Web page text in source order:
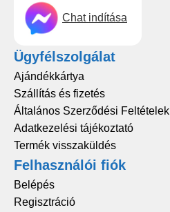
Chat indítása
Ügyfélszolgálat
Ajándékkártya
Szállítás és fizetés
Általános Szerződési Feltételek
Adatkezelési tájékoztató
Termék visszaküldés
Felhasználói fiók
Belépés
Regisztráció